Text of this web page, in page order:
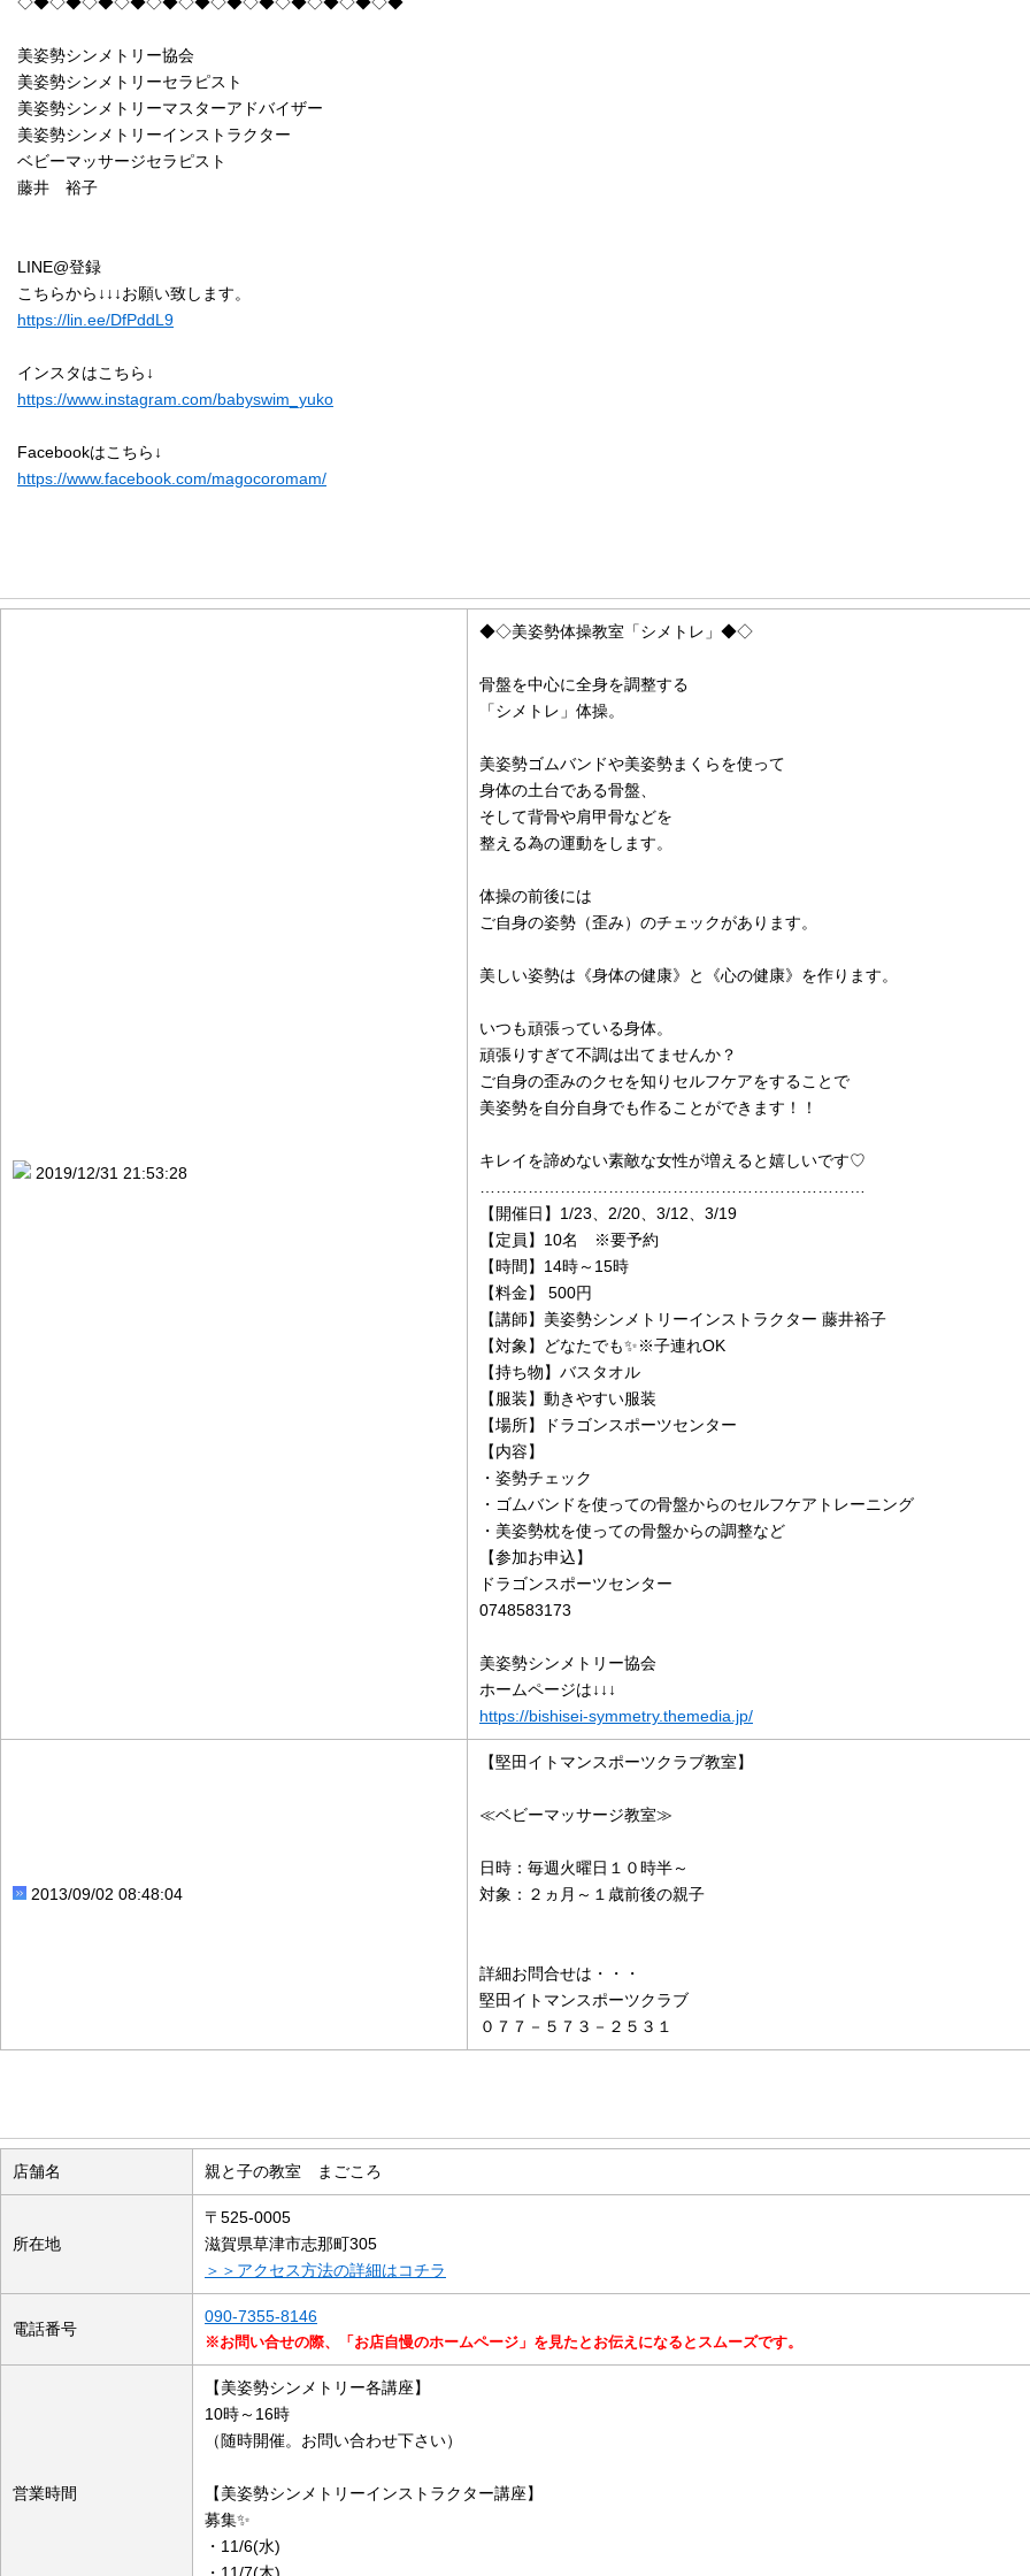
美姿勢シンメトリー協会
美姿勢シンメトリーセラピスト
美姿勢シンメトリーマスターアドバイザー
美姿勢シンメトリーインストラクター
ベビーマッサージセラピスト
藤井 裕子
LINE@登録
こちらから↓↓↓お願い致します。
https://lin.ee/DfPddL9
インスタはこちら↓
https://www.instagram.com/babyswim_yuko
Facebookはこちら↓
https://www.facebook.com/magocoromam/
2019/12/31 21:53:28
◆◇美姿勢体操教室「シメトレ」◆◇
骨盤を中心に全身を調整する
「シメトレ」体操。
美姿勢ゴムバンドや美姿勢まくらを使って
身体の土台である骨盤、
そして背骨や肩甲骨などを
整える為の運動をします。
体操の前後には
ご自身の姿勢（歪み）のチェックがあります。
美しい姿勢は《身体の健康》と《心の健康》を作ります。
いつも頑張っている身体。
頑張りすぎて不調は出てませんか？
ご自身の歪みのクセを知りセルフケアをすることで
美姿勢を自分自身でも作ることができます！！
キレイを諦めない素敵な女性が増えると嬉しいです♡
【開催日】1/23、2/20、3/12、3/19
【定員】10名 ※要予約
【時間】14時～15時
【料金】 500円
【講師】美姿勢シンメトリーインストラクター 藤井裕子
【対象】どなたでも✨※子連れOK
【持ち物】バスタオル
【服装】動きやすい服装
【場所】ドラゴンスポーツセンター
【内容】
・姿勢チェック
・ゴムバンドを使っての骨盤からのセルフケアトレーニング
・美姿勢枕を使っての骨盤からの調整など
【参加お申込】
ドラゴンスポーツセンター
0748583173
美姿勢シンメトリー協会
ホームページは↓↓↓
https://bishisei-symmetry.themedia.jp/
2013/09/02 08:48:04
【堅田イトマンスポーツクラブ教室】
≪ベビーマッサージ教室≫
日時：毎週火曜日１０時半～
対象：２ヵ月～１歳前後の親子
詳細お問合せは・・・
堅田イトマンスポーツクラブ
０７７－５７３－２５３１
店舗名 親と子の教室 まごころ
所在地
〒525-0005
滋賀県草津市志那町305
＞＞アクセス方法の詳細はコチラ
電話番号
090-7355-8146
※お問い合せの際、「お店自慢のホームページ」を見たとお伝えになるとスムーズです。
営業時間
【美姿勢シンメトリー各講座】
10時～16時
（随時開催。お問い合わせ下さい）
【美姿勢シンメトリーインストラクター講座】
募集✨
・11/6(水)